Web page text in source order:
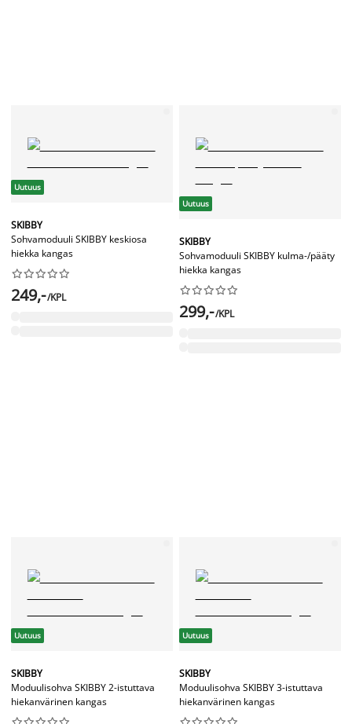
Uutuus
SKIBBY
Sohvamoduuli SKIBBY keskiosa
hiekka kangas






249,-/KPL
Uutuus
SKIBBY
Sohvamoduuli SKIBBY kulma-/pääty
hiekka kangas






299,-/KPL
Uutuus
SKIBBY
Moduulisohva SKIBBY 2-istuttava
hiekanvärinen kangas
Uutuus
SKIBBY
Moduulisohva SKIBBY 3-istuttava
hiekanvärinen kangas